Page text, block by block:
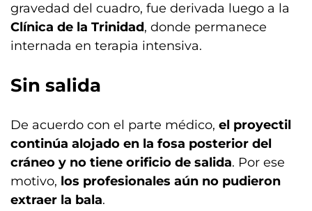
gravedad del cuadro, fue derivada luego a la
Clínica de la Trinidad, donde permanece
internada en terapia intensiva.
Sin salida
De acuerdo con el parte médico, el proyectil
continúa alojado en la fosa posterior del
cráneo y no tiene orificio de salida. Por ese
motivo, los profesionales aún no pudieron
extraer la bala.